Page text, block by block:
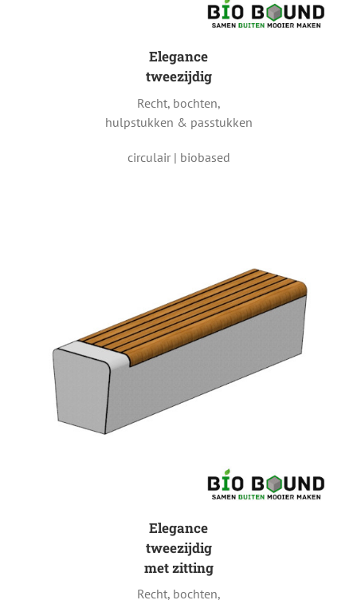
Elegance
tweezijdig
Recht, bochten,
hulpstukken & passtukken
circulair | biobased
Elegance
tweezijdig
met zitting
Recht, bochten,